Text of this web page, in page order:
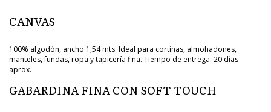
CANVAS
100% algodón, ancho 1,54 mts. Ideal para cortinas, almohadones,
manteles, fundas, ropa y tapicería fina. Tiempo de entrega: 20 días
aprox.
GABARDINA FINA CON SOFT TOUCH